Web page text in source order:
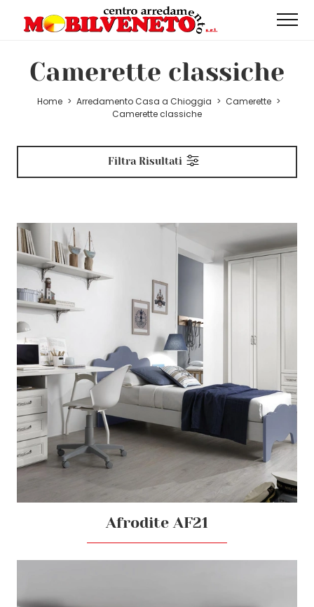
Camerette classiche
Home > Arredamento Casa a Chioggia > Camerette >
Camerette classiche
Filtra Risultati
Afrodite AF21